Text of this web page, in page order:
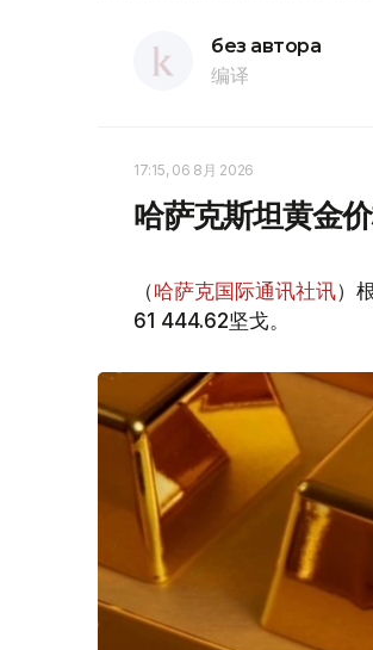
без автора
编译
17:15, 06 8月 2026
哈萨克斯坦黄金
（哈萨克国际通讯社讯）
61 444.62坚戈。